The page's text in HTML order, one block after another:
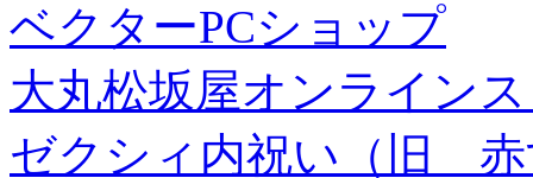
ベクターPCショップ
大丸松坂屋オンライン
ゼクシィ内祝い（旧 赤